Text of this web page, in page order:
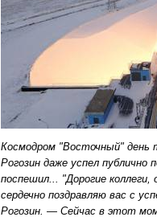
Космодром "Восточный" день
Рогозин даже успел публично
поспешил...
"Дорогие
сердечно поздравляю вас с
Рогозин. — Сейчас в этот